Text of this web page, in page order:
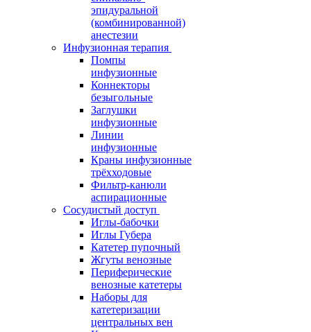
эпидуральной
(комбинированной)
анестезии
Инфузионная терапия
Помпы
инфузионные
Коннекторы
безыгольные
Заглушки
инфузионные
Линии
инфузионные
Краны инфузионные
трёхходовые
Фильтр-канюли
аспирационные
Сосудистый доступ
Иглы-бабочки
Иглы Губера
Катетер пупочный
Жгуты венозные
Периферические
венозные катетеры
Наборы для
катетеризации
центральных вен